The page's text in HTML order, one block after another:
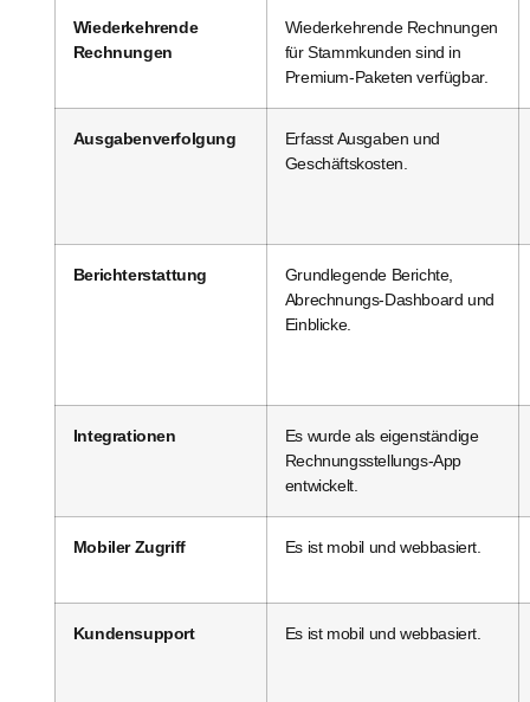
Wiederkehrende
Rechnungen
Wiederkehrende Rechnungen
für Stammkunden sind in
Premium-Paketen verfügbar.
Ausgabenverfolgung
Erfasst Ausgaben und
Geschäftskosten.
Berichterstattung
Grundlegende Berichte,
Abrechnungs-Dashboard und
Einblicke.
Integrationen
Es wurde als eigenständige
Rechnungsstellungs-App
entwickelt.
Mobiler Zugriff Es ist mobil und webbasiert.
Kundensupport Es ist mobil und webbasiert.